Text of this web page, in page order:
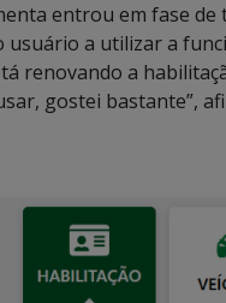
entrou em fase de
usuário a utilizar a
renovando a
gostei bastante”,